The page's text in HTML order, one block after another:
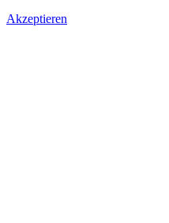
Akzeptieren